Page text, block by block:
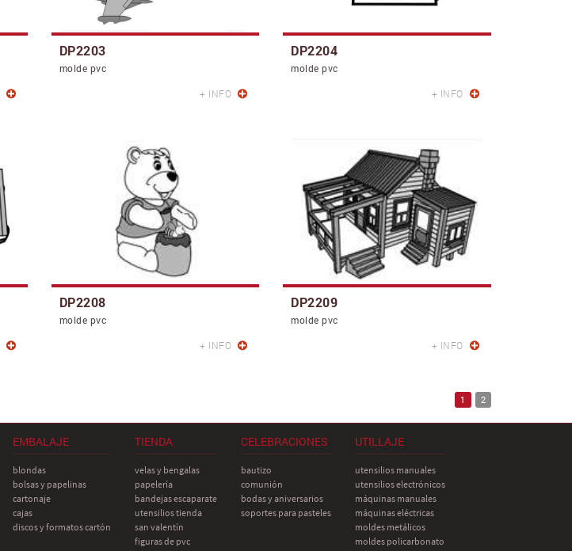
DP2203
molde pvc
+ INFO
DP2204
molde pvc
+ INFO
DP2208
molde pvc
+ INFO
DP2209
molde pvc
+ INFO
1 2
EMBALAJE
blondas
bolsas y papelinas
cartonaje
cajas
discos y formatos cartón
TIENDA
velas y bengalas
papelería
bandejas escaparate
utensilios tienda
san valentín
figuras de pvc
CELEBRACIONES
bautizo
comunión
bodas y aniversarios
soportes para pasteles
UTILLAJE
utensilios manuales
utensilios electrónicos
máquinas manuales
máquinas eléctricas
moldes metálicos
moldes policarbonato